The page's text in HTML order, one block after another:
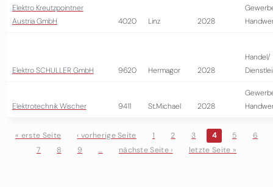
Elektro Kreutzpointner
Austria GmbH
4020 Linz 2028
Elektro SCHULLER GmbH 9620 Hermagor 2028
Handel/
Elektrotechnik Wischer 9411 St.Michael 2028
Seiten
« erste Seite ‹ vorherige Seite 1 2 3 4 5
6
7
8 9 … nächste Seite › letzte Seite »